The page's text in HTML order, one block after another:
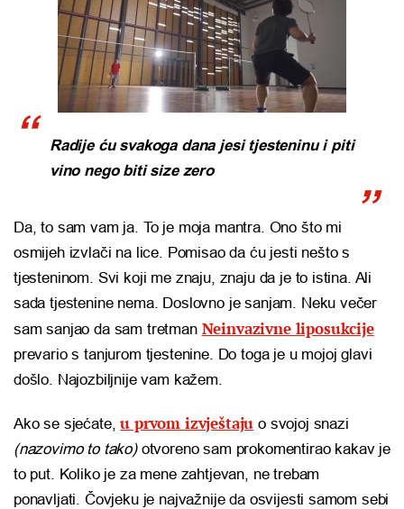
Radije ću svakoga dana jesi tjesteninu i piti
vino nego biti size zero
Da, to sam vam ja. To je moja mantra. Ono što mi
osmijeh izvlači na lice. Pomisao da ću jesti nešto s
tjesteninom. Svi koji me znaju, znaju da je to istina. Ali
sada tjestenine nema. Doslovno je sanjam. Neku večer
sam sanjao da sam tretman Neinvazivne liposukcije
prevario s tanjurom tjestenine. Do toga je u mojoj glavi
došlo. Najozbiljnije vam kažem.
Ako se sjećate,u prvom izvještaju o svojoj snazi
(nazovimo to tako)otvoreno sam prokomentirao kakav je
to put. Koliko je za mene zahtjevan, ne trebam
ponavljati. Čovjeku je najvažnije da osvijesti samom sebi